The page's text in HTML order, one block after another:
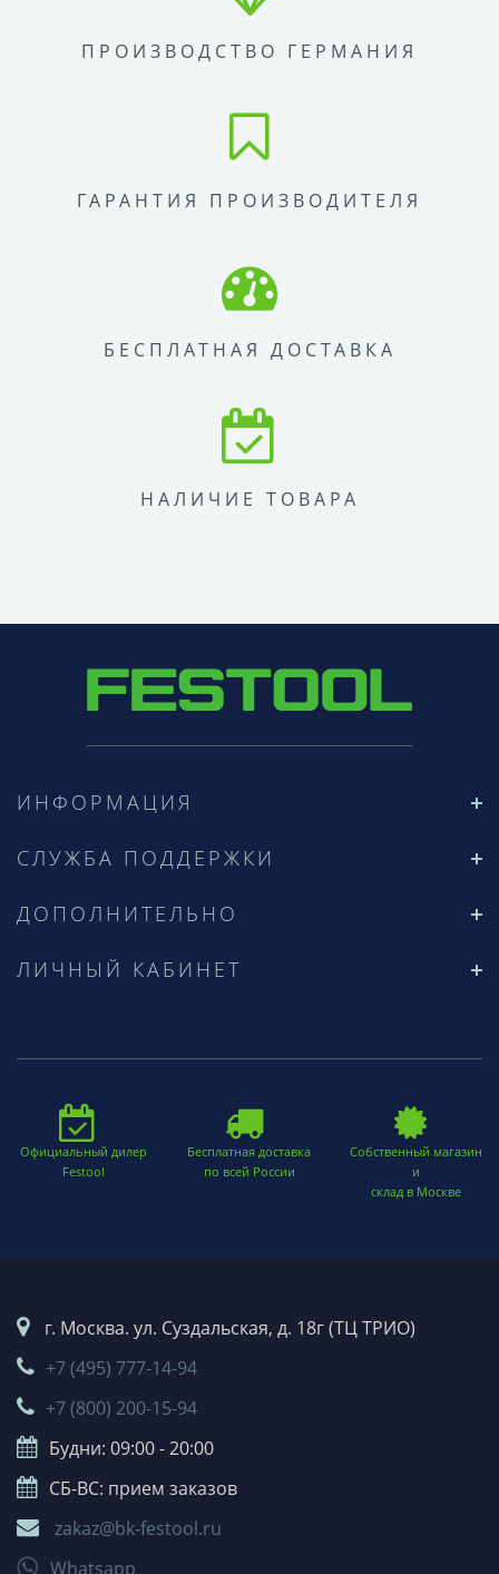
ПРОИЗВОДСТВО ГЕРМАНИЯ
ГАРАНТИЯ ПРОИЗВОДИТЕЛЯ
БЕСПЛАТНАЯ ДОСТАВКА
НАЛИЧИЕ ТОВАРА
ИНФОРМАЦИЯ
СЛУЖБА ПОДДЕРЖКИ
ДОПОЛНИТЕЛЬНО
ЛИЧНЫЙ КАБИНЕТ
Официальный дилер
Festool
Бесплатная доставка
по всей России
Собственный магазин
и
склад в Москве
г. Москва. ул. Суздальская, д. 18г (ТЦ ТРИО)
+7 (495) 777-14-94
+7 (800) 200-15-94
Будни: 09:00 - 20:00
СБ-ВС: прием заказов
zakaz@bk-festool.ru
Whatsapp